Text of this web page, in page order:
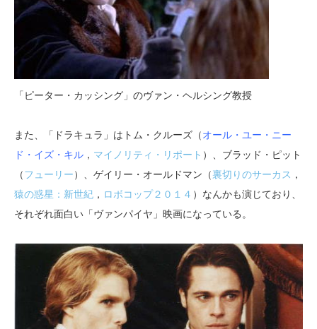
「ピーター・カッシング」のヴァン・ヘルシング教授
また、「ドラキュラ」はトム・クルーズ（オール・ユー・ニー
ド・イズ・キル ， マイノリティ・リポート ）、ブラッド・ピット
（フューリー）、ゲイリー・オールドマン（裏切りのサーカス ，
猿の惑星：新世紀 ， ロボコップ２０１４ ）なんかも演じており、
それぞれ面白い「ヴァンパイヤ」映画になっている。